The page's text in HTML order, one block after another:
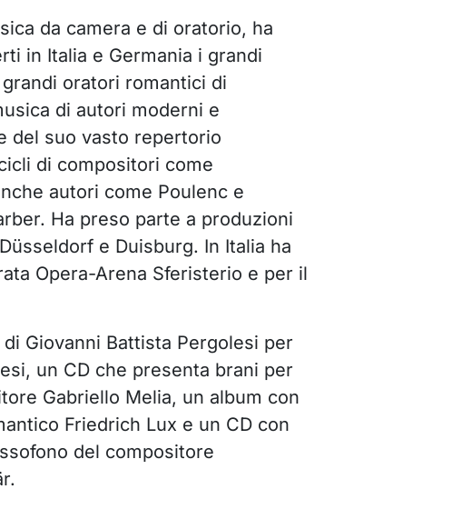
da camera e di oratorio, ha
in Italia e Germania i grandi
oratori romantici di
di autori moderni e
del suo vasto repertorio
di compositori come
autori come Poulenc e
Ha preso parte a produzioni
e Duisburg. In Italia ha
Opera-Arena Sferisterio e per il
Giovanni Battista Pergolesi per
un CD che presenta brani per
Gabriello Melia, un album con
Friedrich Lux e un CD con
del compositore